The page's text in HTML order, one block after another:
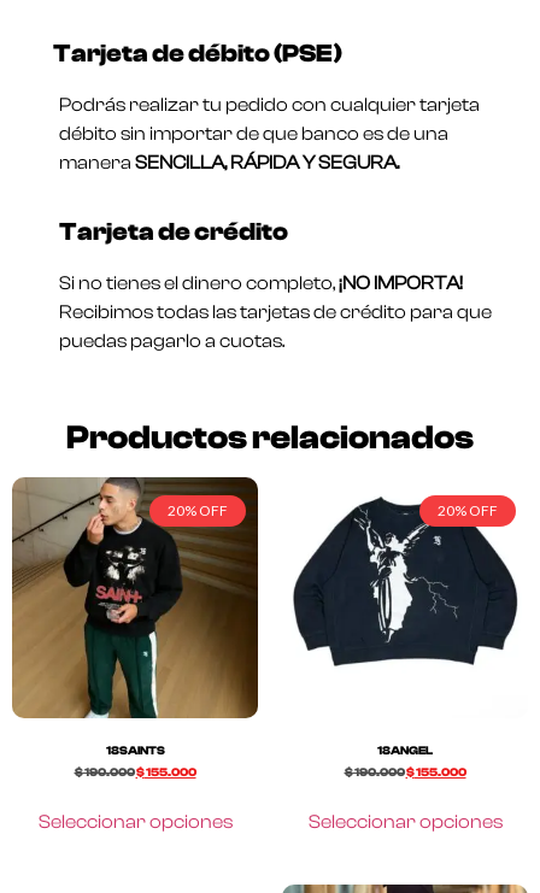
Tarjeta de débito (PSE)
Podrás realizar tu pedido con cualquier tarjeta
débito sin importar de que banco es de una
manera SENCILLA, RÁPIDA Y SEGURA.
Tarjeta de crédito
Si no tienes el dinero completo,¡NO IMPORTA!
Recibimos todas las tarjetas de crédito para que
puedas pagarlo a cuotas.
Productos relacionados
20% OFF
18SAINTS
$190.000$155.000
Seleccionar opciones
20% OFF
18ANGEL
$190.000$155.000
Seleccionar opciones